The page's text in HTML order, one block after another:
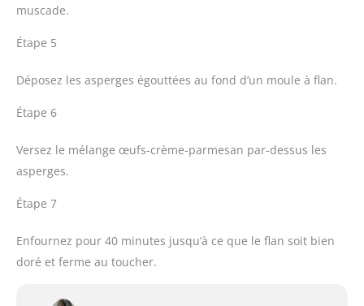
muscade.
Étape 5
Déposez les asperges égouttées au fond d’un moule à flan.
Étape 6
Versez le mélange œufs-crème-parmesan par-dessus les
asperges.
Étape 7
Enfournez pour 40 minutes jusqu’à ce que le flan soit bien
doré et ferme au toucher.